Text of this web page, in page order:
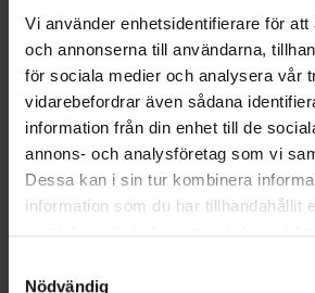
Vi använder enhetsidentifierare för att
och annonserna till användarna,
för sociala medier och analysera vår
vidarebefordrar även sådana
information från din enhet till de
annons- och analysföretag som vi
Dessa kan i sin tur kombinera
information som du har tillhandahållit
samlat in när du har använt deras
Nödvändig
Fritidsbyxa Travel Herr
399 kr
T-shirt
Från
Liknande produkter